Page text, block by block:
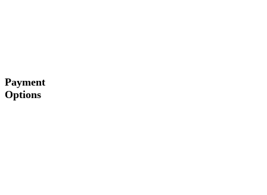
Payment
Options